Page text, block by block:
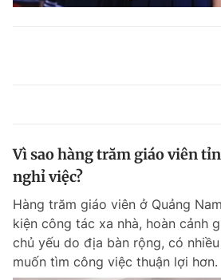
Vì sao hàng trăm giáo viên
nghỉ việc?
Hàng trăm giáo viên ở Quảng
kiện công tác xa nhà, hoàn cảnh
chủ yếu do địa bàn rộng, có
muốn tìm công việc thuận lợi hơn.